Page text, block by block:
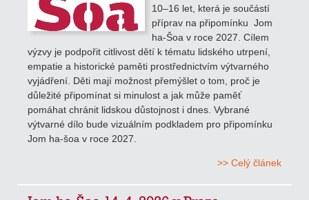
10–16 let, která je součástí
příprav na připomínku Jom
ha-Šoa v roce 2027. Cílem
výzvy je podpořit citlivost dětí k tématu lidského utrpení,
empatie a historické paměti prostřednictvím výtvarného
vyjádření. Děti mají možnost přemýšlet o tom, proč je
důležité připomínat si minulost a jak může paměť
pomáhat chránit lidskou důstojnost i dnes. Vybrané
výtvarné dílo bude vizuálním podkladem pro připomínku
Jom ha-šoa v roce 2027.
>> Celý článek